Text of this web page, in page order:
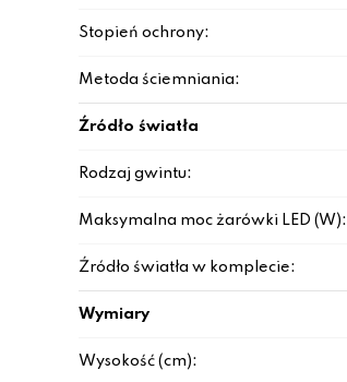
Stopień ochrony:
Metoda ściemniania:
Źródło światła
Rodzaj gwintu:
Maksymalna moc żarówki LED (W):
Źródło światła w komplecie:
Wymiary
Wysokość (cm):